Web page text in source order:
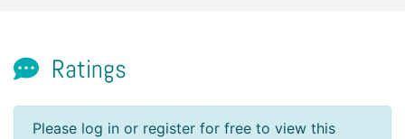
Ratings
Please log in or register for free to view this